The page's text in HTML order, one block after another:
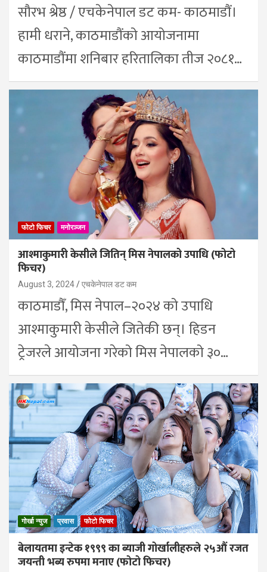
सौरभ श्रेष्ठ / एचकेनेपाल डट कम- काठमाडौं।
हामी धराने, काठमाडौंको आयोजनामा
काठमाडौंमा शनिबार हरितालिका तीज २०८१…
फोटो फिचर मनोरञ्जन
आश्माकुमारी केसीले जितिन् मिस नेपालको उपाधि (फोटो
फिचर)
August 3, 2024 एचकेनेपाल डट कम
काठमाडौँ, मिस नेपाल–२०२४ को उपाधि
आश्माकुमारी केसीले जितेकी छन्। हिडन
ट्रेजरले आयोजना गरेको मिस नेपालको ३०…
गोर्खा न्युज प्रवास फोटो फिचर
बेलायतमा इन्टेक १९९९ का ब्याजी गोर्खालीहरुले २५औं रजत
जयन्ती भब्य रुपमा मनाए (फोटो फिचर)